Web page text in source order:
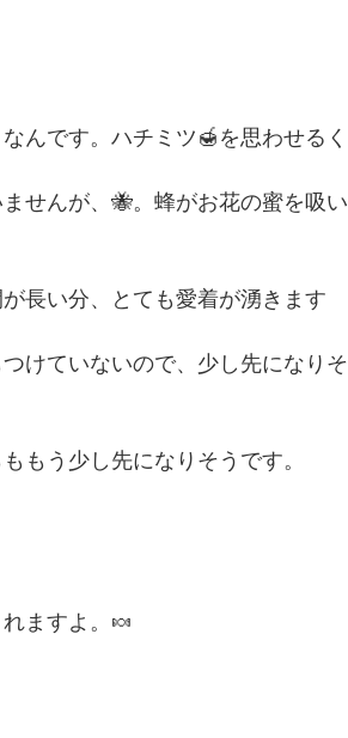
んです。ハチミツ🍯を思わせるく
せんが、🐝。蜂がお花の蜜を吸い
長い分、とても愛着が湧きます
けていないので、少し先になりそ
もう少し先になりそうです。
ますよ。🍬